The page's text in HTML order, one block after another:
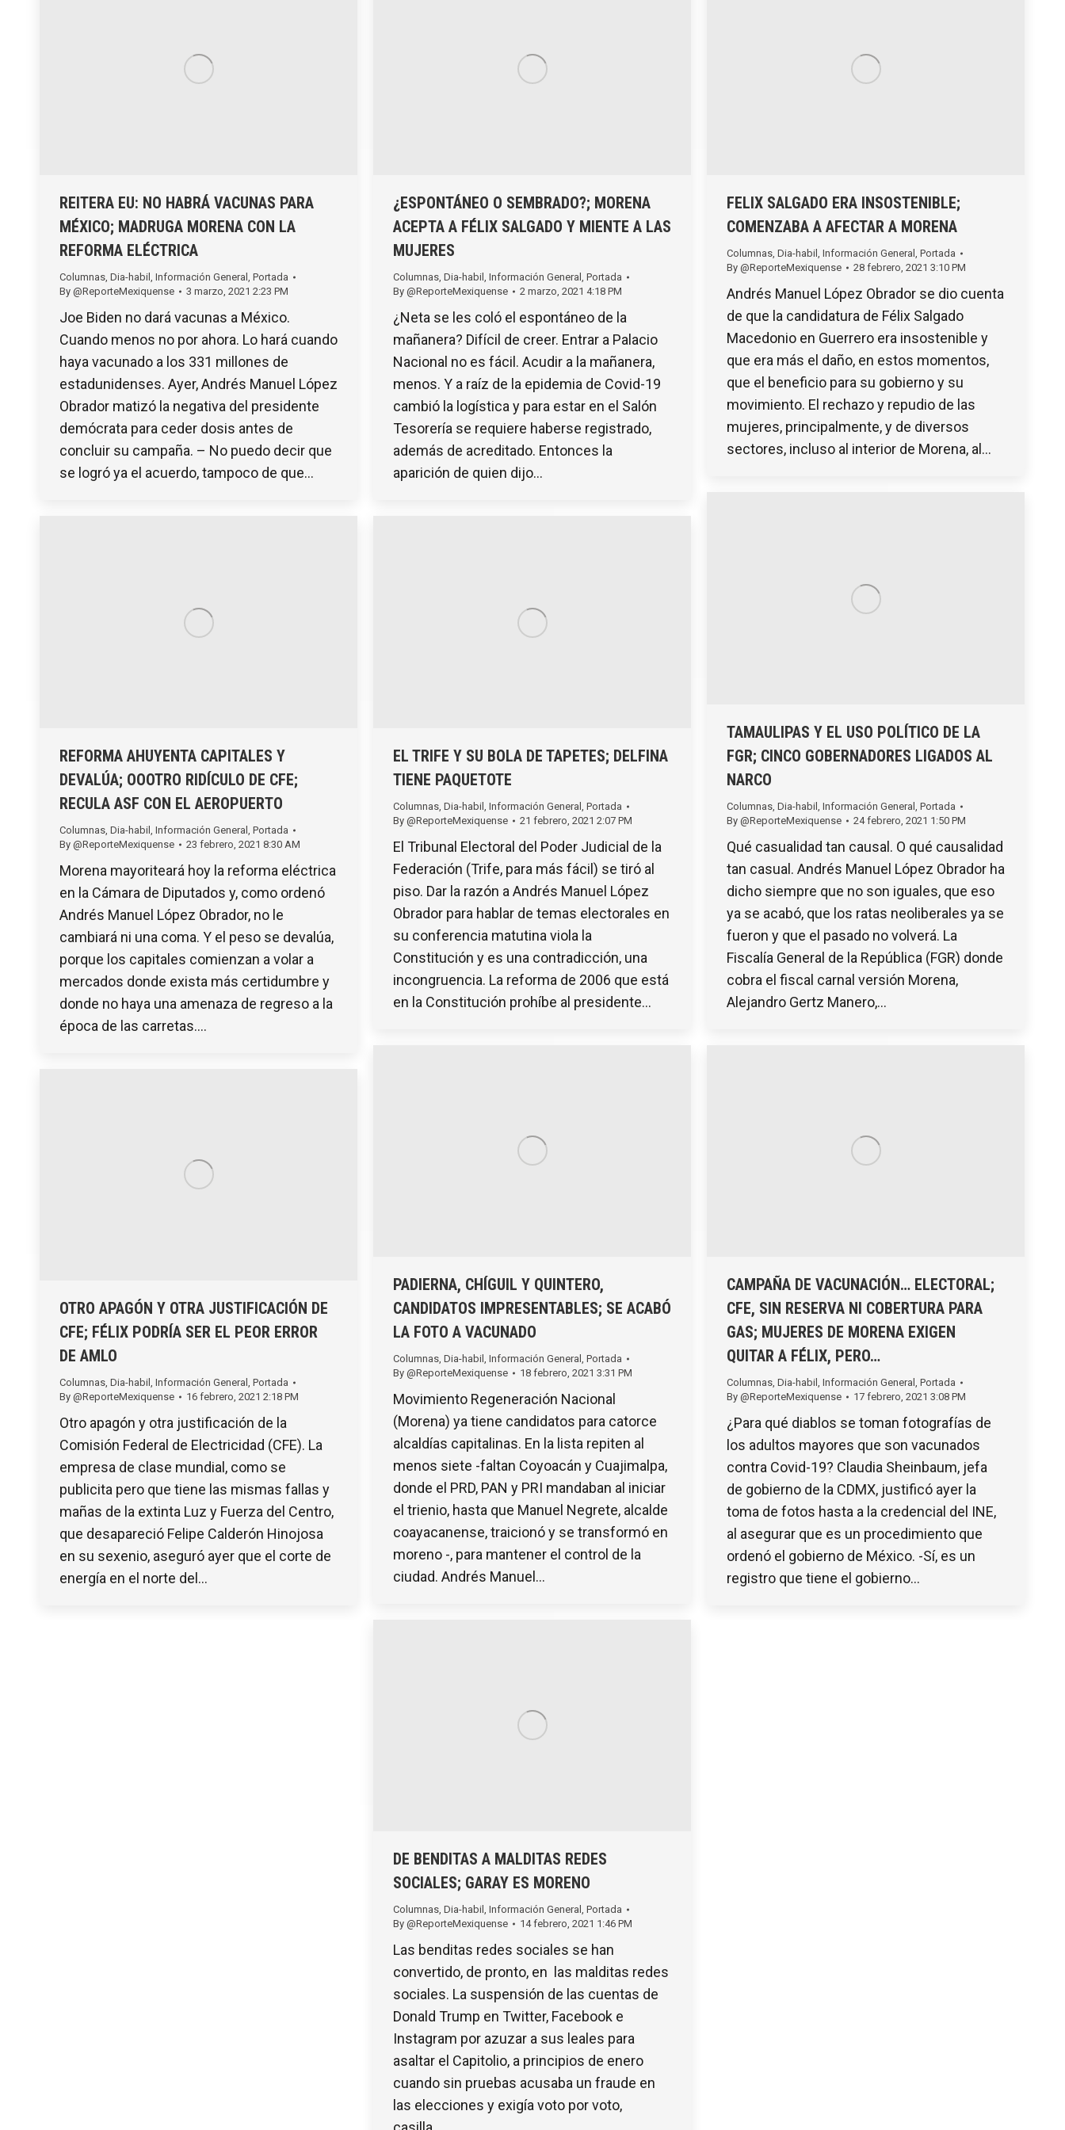
REITERA EU: NO HABRÁ VACUNAS PARA
MÉXICO; MADRUGA MORENA CON LA
REFORMA ELÉCTRICA
Columnas, Dia-habil , Información General , Portada
By @ReporteMexiquense 3 marzo, 2021 2:23 PM
Joe Biden no dará vacunas a México.
Cuando menos no por ahora. Lo hará cuando
haya vacunado a los 331 millones de
estadunidenses. Ayer, Andrés Manuel López
Obrador matizó la negativa del presidente
demócrata para ceder dosis antes de
concluir su campaña. – No puedo decir que
se logró ya el acuerdo, tampoco de que…
¿ESPONTÁNEO O SEMBRADO?; MORENA
ACEPTA A FÉLIX SALGADO Y MIENTE A LAS
MUJERES
Columnas, Dia-habil , Información General , Portada
By @ReporteMexiquense 2 marzo, 2021 4:18 PM
¿Neta se les coló el espontáneo de la
mañanera? Difícil de creer. Entrar a Palacio
Nacional no es fácil. Acudir a la mañanera,
menos. Y a raíz de la epidemia de Covid-19
cambió la logística y para estar en el Salón
Tesorería se requiere haberse registrado,
además de acreditado. Entonces la
aparición de quien dijo…
FELIX SALGADO ERA INSOSTENIBLE;
COMENZABA A AFECTAR A MORENA
Columnas, Dia-habil , Información General , Portada
By @ReporteMexiquense 28 febrero, 2021 3:10 PM
Andrés Manuel López Obrador se dio cuenta
de que la candidatura de Félix Salgado
Macedonio en Guerrero era insostenible y
que era más el daño, en estos momentos,
que el beneficio para su gobierno y su
movimiento. El rechazo y repudio de las
mujeres, principalmente, y de diversos
sectores, incluso al interior de Morena, al…
TAMAULIPAS Y EL USO POLÍTICO DE LA
FGR; CINCO GOBERNADORES LIGADOS AL
NARCO
Columnas Dia-habil Información General Portada
By @ReporteMexiquense 24 febrero, 2021 1:50 PM
Qué casualidad tan causal. O qué causalidad
tan casual. Andrés Manuel López Obrador ha
dicho siempre que no son iguales, que eso
ya se acabó, que los ratas neoliberales ya se
fueron y que el pasado no volverá. La
Fiscalía General de la República (FGR) donde
cobra el fiscal carnal versión Morena,
Alejandro Gertz Manero,…
REFORMA AHUYENTA CAPITALES Y
DEVALÚA; OOOTRO RIDÍCULO DE CFE;
RECULA ASF CON EL AEROPUERTO
Columnas Dia-habil Información General Portada
By @ReporteMexiquense 23 febrero, 2021 8:30 AM
Morena mayoriteará hoy la reforma eléctrica
en la Cámara de Diputados y, como ordenó
Andrés Manuel López Obrador, no le
cambiará ni una coma. Y el peso se devalúa,
porque los capitales comienzan a volar a
mercados donde exista más certidumbre y
donde no haya una amenaza de regreso a la
época de las carretas.…
EL TRIFE Y SU BOLA DE TAPETES; DELFINA
TIENE PAQUETOTE
Columnas Dia-habil Información General Portada
By @ReporteMexiquense 21 febrero, 2021 2:07 PM
El Tribunal Electoral del Poder Judicial de la
Federación (Trife, para más fácil) se tiró al
piso. Dar la razón a Andrés Manuel López
Obrador para hablar de temas electorales en
su conferencia matutina viola la
Constitución y es una contradicción, una
incongruencia. La reforma de 2006 que está
en la Constitución prohíbe al presidente…
PADIERNA, CHÍGUIL Y QUINTERO,
CANDIDATOS IMPRESENTABLES; SE ACABÓ
LA FOTO A VACUNADO
Columnas Dia-habil Información General
Portada
By @ReporteMexiquense 18 febrero, 2021 3:31 PM
Movimiento Regeneración Nacional
(Morena) ya tiene candidatos para catorce
alcaldías capitalinas. En la lista repiten al
menos siete -faltan Coyoacán y Cuajimalpa,
donde el PRD, PAN y PRI mandaban al iniciar
el trienio, hasta que Manuel Negrete, alcalde
coayacanense, traicionó y se transformó en
moreno -, para mantener el control de la
ciudad. Andrés Manuel…
CAMPAÑA DE VACUNACIÓN… ELECTORAL;
CFE, SIN RESERVA NI COBERTURA PARA
GAS; MUJERES DE MORENA EXIGEN
QUITAR A FÉLIX, PERO…
Columnas Dia-habil Información General
Portada
By @ReporteMexiquense 17 febrero, 2021 3:08 PM
¿Para qué diablos se toman fotografías de
los adultos mayores que son vacunados
contra Covid-19? Claudia Sheinbaum, jefa
de gobierno de la CDMX, justificó ayer la
toma de fotos hasta a la credencial del INE,
al asegurar que es un procedimiento que
ordenó el gobierno de México. -Sí, es un
registro que tiene el gobierno…
OTRO APAGÓN Y OTRA JUSTIFICACIÓN DE
CFE; FÉLIX PODRÍA SER EL PEOR ERROR
DE AMLO
Columnas Dia-habil Información General
Portada
By @ReporteMexiquense 16 febrero, 2021 2:18 PM
Otro apagón y otra justificación de la
Comisión Federal de Electricidad (CFE). La
empresa de clase mundial, como se
publicita pero que tiene las mismas fallas y
mañas de la extinta Luz y Fuerza del Centro,
que desapareció Felipe Calderón Hinojosa
en su sexenio, aseguró ayer que el corte de
energía en el norte del…
DE BENDITAS A MALDITAS REDES
SOCIALES; GARAY ES MORENO
Columnas, Dia-habil , Información General , Portada
By @ReporteMexiquense 14 febrero, 2021 1:46 PM
Las benditas redes sociales se han
convertido, de pronto, en las malditas redes
sociales. La suspensión de las cuentas de
Donald Trump en Twitter, Facebook e
Instagram por azuzar a sus leales para
asaltar el Capitolio, a principios de enero
cuando sin pruebas acusaba un fraude en
las elecciones y exigía voto por voto,